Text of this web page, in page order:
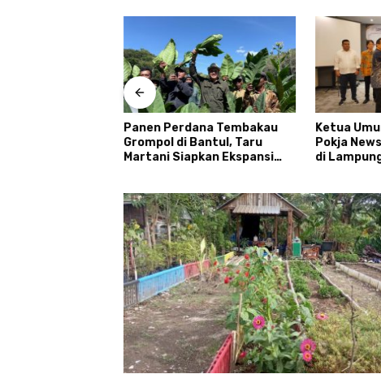
Panen Perdana Tembakau
Grompol di Bantul, Taru
Martani Siapkan Ekspansi
Ketua
Pokja
di